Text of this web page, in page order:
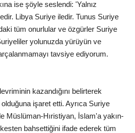
ise şöyle seslendi: 'Yalnız
Libya Suriye iledir. Tunus Suriye
tüm onurlular ve özgürler Suriye
yolunuzda yürüyün ve
tavsiye ediyorum.
kazandığını belirterek
işaret etti. Ayrıca Suriye
Müslüman-Hıristiyan, İslam'a yakın-
bahsettiğini ifade ederek tüm